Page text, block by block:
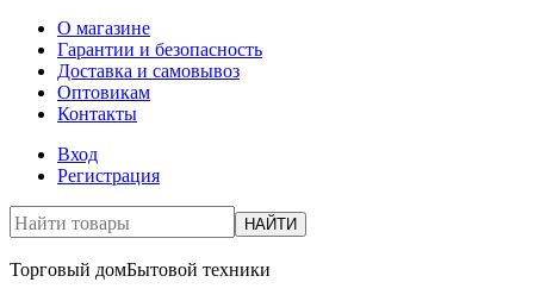
О магазине
Гарантии и безопасность
Доставка и самовывоз
Оптовикам
Контакты
Вход
Регистрация
НАЙТИ
Торговый домБытовой техники